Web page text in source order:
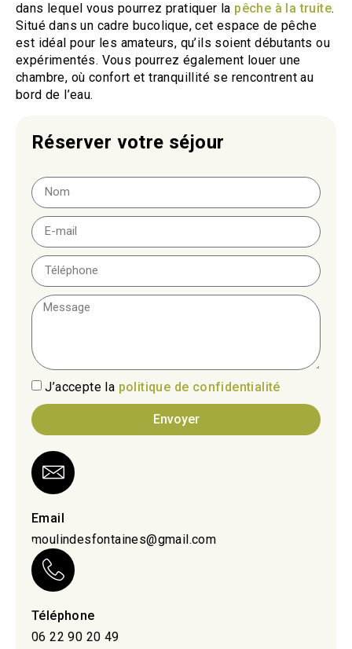
dans lequel vous pourrez pratiquer la pêche à la truite.
Situé dans un cadre bucolique, cet espace de pêche
est idéal pour les amateurs, qu’ils soient débutants ou
expérimentés. Vous pourrez également louer une
chambre, où confort et tranquillité se rencontrent au
bord de l’eau.
Réserver votre séjour
J’accepte la politique de confidentialité
Envoyer
Email
moulindesfontaines@gmail.com
Téléphone
06 22 90 20 49